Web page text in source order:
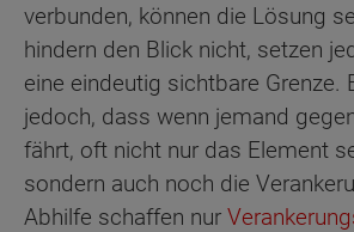
verbunden, können die Lösung
hindern den Blick nicht, setzen
eine eindeutig sichtbare Grenze.
jedoch, dass wenn jemand
fährt, oft nicht nur das Element
sondern auch noch die
Abhilfe schaffen nur